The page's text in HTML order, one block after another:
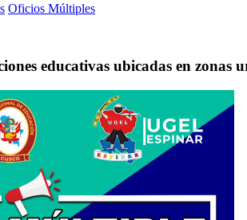
Oficios Múltiples
educativas ubicadas en zonas